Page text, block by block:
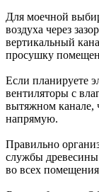
Для моечной
воздуха через
вертикальный
просушку
Если планируете
вентиляторы с
вытяжном канале,
напрямую.
Правильно
службы
во всех